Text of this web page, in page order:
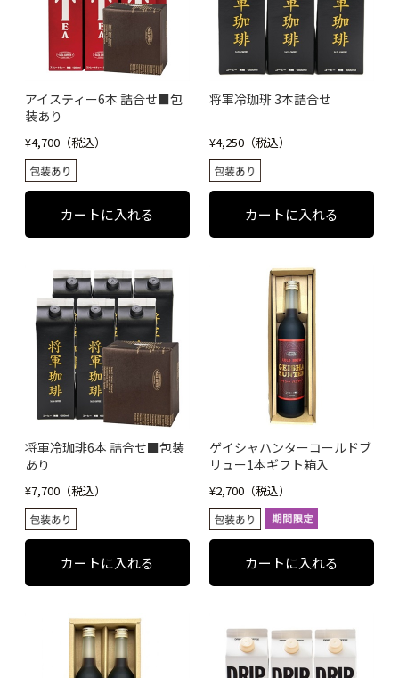
アイスティー6本 詰合せ■包
装あり
¥4,700（税込）
将軍冷珈琲 3本詰合せ
¥4,250（税込）
将軍冷珈琲6本 詰合せ■包装
あり
¥7,700（税込）
ゲイシャハンターコールドブ
リュー1本ギフト箱入
¥2,700（税込）